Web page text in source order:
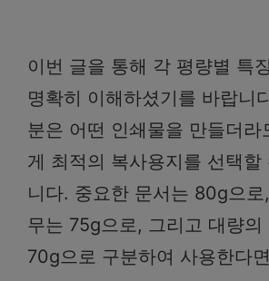
이번 글을 통해 각 평량별 특
명확히 이해하셨기를 바랍니
분은 어떤 인쇄물을 만들더라
게 최적의 복사용지를 선택할
니다. 중요한 문서는 80g으로
무는 75g으로, 그리고 대량의
70g으로 구분하여 사용한다